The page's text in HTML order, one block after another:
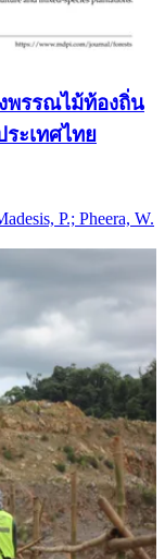
พรรณไม้ท้องถิ่น
ะเทศไทย
P.; Pheera, W.